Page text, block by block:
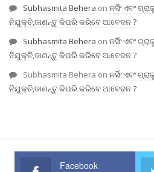
Subhasmita Behera on ନର୍ସିଂ ଏବଂ
ନିଯୁକ୍ତି,ଜାଣନ୍ତୁ କିପରି କରିବେ ଆବେଦନ ?
Subhasmita Behera on ନର୍ସିଂ ଏବଂ
ନିଯୁକ୍ତି,ଜାଣନ୍ତୁ କିପରି କରିବେ ଆବେଦନ ?
Subhasmita Behera on ନର୍ସିଂ ଏବଂ
ନିଯୁକ୍ତି,ଜାଣନ୍ତୁ କିପରି କରିବେ ଆବେଦନ ?
Facebook